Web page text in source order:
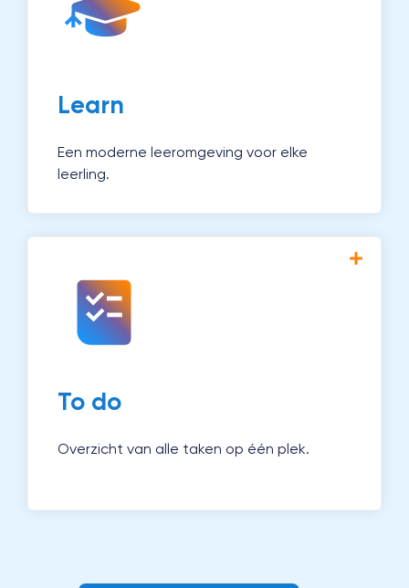
Learn
Een moderne leeromgeving voor elke
leerling.
gepersonaliseerd onderwijs en houd je
voortgang eenvoudig bij. Zo ondersteun je
To do
Overzicht van alle taken op één plek.
Met Magister To do zie je in één oogopslag
wat er gedaan moet worden. Zo werk je